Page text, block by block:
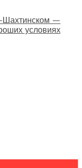
Шахтинском —
условиях